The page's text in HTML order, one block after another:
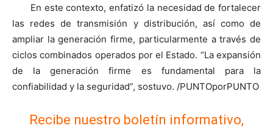
En este contexto, enfatizó la necesidad de fortalecer
las redes de transmisión y distribución, así como de
ampliar la generación firme, particularmente a través de
ciclos combinados operados por el Estado. “La expansión
de la generación firme es fundamental para la
confiabilidad y la seguridad”, sostuvo. /PUNTOporPUNTO
Recibe nuestro boletín informativo,